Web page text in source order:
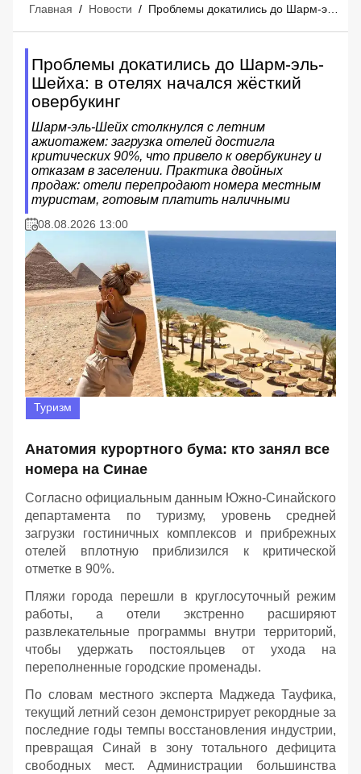
Главная / Новости / Проблемы докатились до Шарм-эль-Шейха: в отелях начался жёсткий овербукинг
Проблемы докатились до Шарм-эль-
Шейха: в отелях начался жёсткий
овербукинг
Шарм-эль-Шейх столкнулся с летним
ажиотажем: загрузка отелей достигла
критических 90%, что привело к овербукингу и
отказам в заселении. Практика двойных
продаж: отели перепродают номера местным
туристам, готовым платить наличными
08.08.2026 13:00
Туризм
Анатомия курортного бума: кто занял все
номера на Синае
Согласно официальным данным Южно-Синайского
департамента по туризму, уровень средней
загрузки гостиничных комплексов и прибрежных
отелей вплотную приблизился к критической
отметке в 90%.
Пляжи города перешли в круглосуточный режим
работы, а отели экстренно расширяют
развлекательные программы внутри территорий,
чтобы удержать постояльцев от ухода на
переполненные городские променады.
По словам местного эксперта Маджеда Тауфика,
текущий летний сезон демонстрирует рекордные за
последние годы темпы восстановления индустрии,
превращая Синай в зону тотального дефицита
свободных мест. Администрации большинства